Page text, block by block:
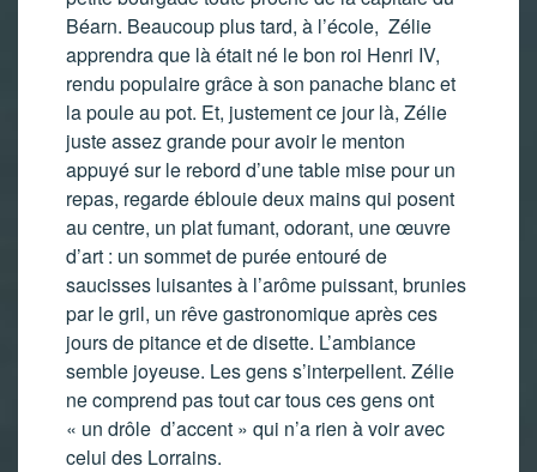
Béarn. Beaucoup plus tard, à l’école, Zélie
apprendra que là était né le bon roi Henri IV,
rendu populaire grâce à son panache blanc et
la poule au pot. Et, justement ce jour là, Zélie
juste assez grande pour avoir le menton
appuyé sur le rebord d’une table mise pour un
repas, regarde éblouie deux mains qui posent
au centre, un plat fumant, odorant, une œuvre
d’art : un sommet de purée entouré de
saucisses luisantes à l’arôme puissant, brunies
par le gril, un rêve gastronomique après ces
jours de pitance et de disette. L’ambiance
semble joyeuse. Les gens s’interpellent. Zélie
ne comprend pas tout car tous ces gens ont
« un drôle d’accent » qui n’a rien à voir avec
celui des Lorrains.